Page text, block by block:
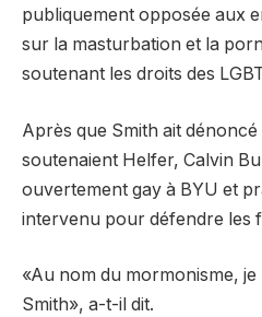
publiquement opposée aux
sur la masturbation et la
soutenant les droits des
Après que Smith ait
soutenaient Helfer, Calvin
ouvertement gay à BYU et
intervenu pour défendre les
«Au nom du mormonisme,
Smith», a-t-il dit.